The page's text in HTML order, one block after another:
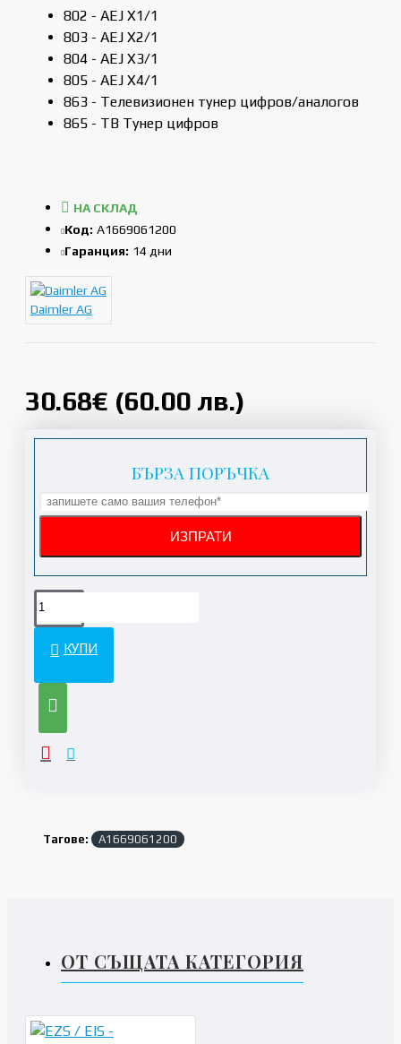
802 - AEJ X1/1
803 - AEJ X2/1
804 - AEJ X3/1
805 - AEJ X4/1
863 - Телевизионен тунер цифров/аналогов
865 - ТВ Тунер цифров
30.68€ (60.00 лв.)
НА СКЛАД
Код: A1669061200
Гаранция: 14 дни
Daimler AG
БЪРЗА ПОРЪЧКА
КУПИ
Тагове: A1669061200
ОТ СЪЩАТА КАТЕГОРИЯ